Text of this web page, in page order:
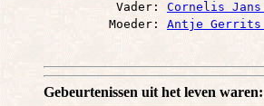
          Vader:
Cornelis
         Moeder:
Antje Gerrits
Gebeurtenissen uit het leven waren: